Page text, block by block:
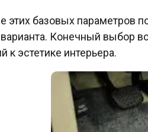
этих базовых параметров
Конечный выбор
к эстетике интерьера.